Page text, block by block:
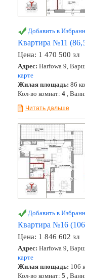
Добавить в
Квартира №11
Цена: 1 470 500 зл
Адрес: Harfowa 9,
карте
Жилая площадь: 86
Кол-во комнат: 4 ,
Читать дальше
Добавить в
Квартира №16
Цена: 1 846 602 зл
Адрес: Harfowa 9,
карте
Жилая площадь: 106
Кол-во комнат: 5 ,